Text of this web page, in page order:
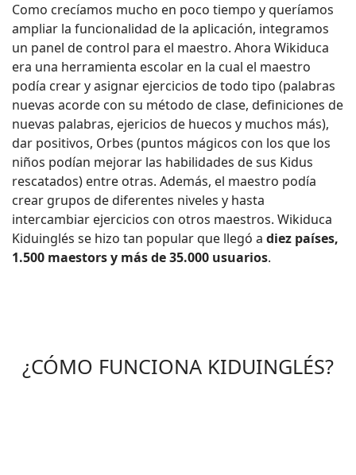
Como crecíamos mucho en poco tiempo y queríamos
ampliar la funcionalidad de la aplicación, integramos
un panel de control para el maestro. Ahora Wikiduca
era una herramienta escolar en la cual el maestro
podía crear y asignar ejercicios de todo tipo (palabras
nuevas acorde con su método de clase, definiciones de
nuevas palabras, ejericios de huecos y muchos más),
dar positivos, Orbes (puntos mágicos con los que los
niños podían mejorar las habilidades de sus Kidus
rescatados) entre otras. Además, el maestro podía
crear grupos de diferentes niveles y hasta
intercambiar ejercicios con otros maestros. Wikiduca
Kiduinglés se hizo tan popular que llegó a diez países,
1.500 maestors y más de 35.000 usuarios.
¿CÓMO FUNCIONA KIDUINGLÉS?